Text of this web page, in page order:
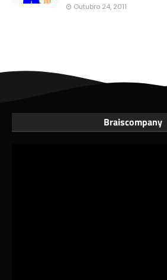
Outubro 24, 2011
Braiscompany